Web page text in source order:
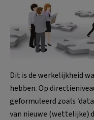
Dit is de werkelijkheid
hebben. Op
geformuleerd zoals
van nieuwe (wettelijke)